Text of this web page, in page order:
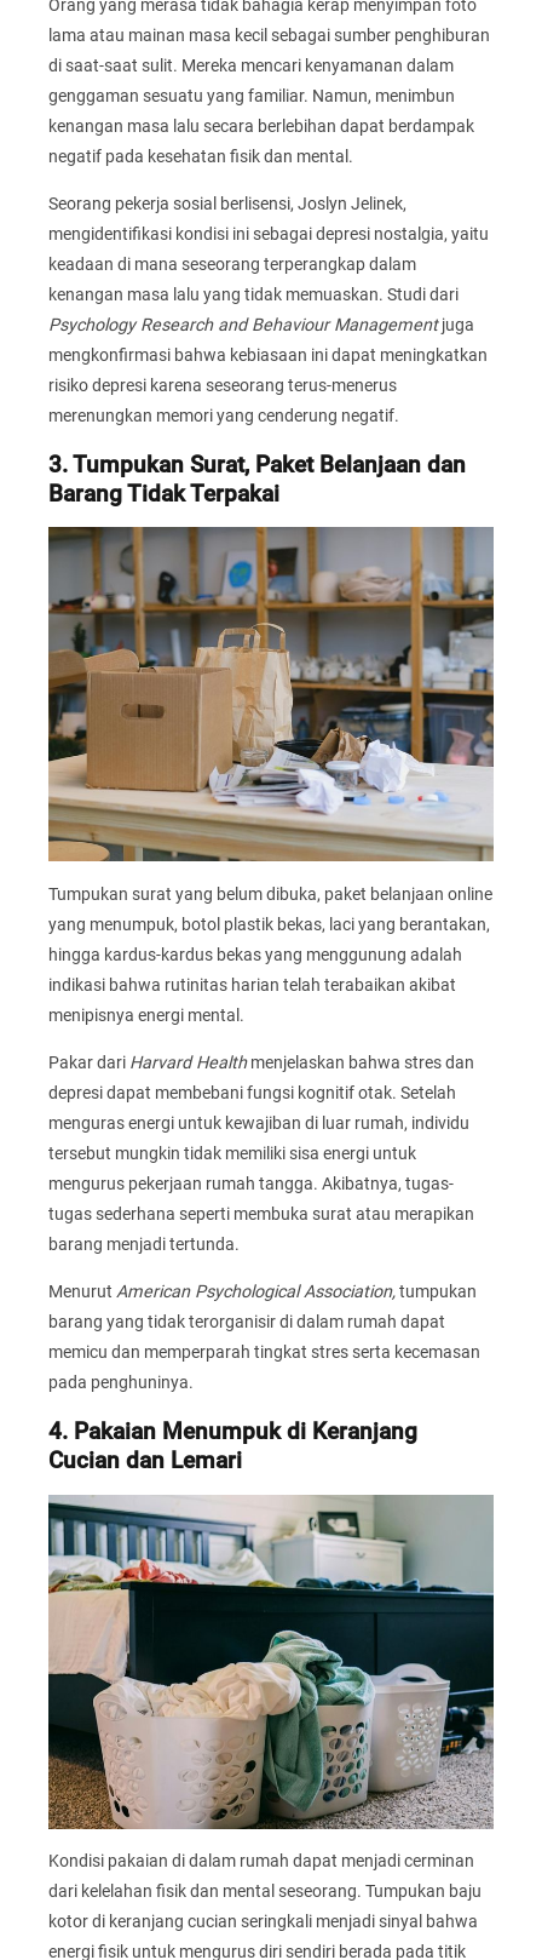
Orang yang merasa tidak bahagia kerap menyimpan foto
lama atau mainan masa kecil sebagai sumber penghiburan
di saat-saat sulit. Mereka mencari kenyamanan dalam
genggaman sesuatu yang familiar. Namun, menimbun
kenangan masa lalu secara berlebihan dapat berdampak
negatif pada kesehatan fisik dan mental.
Seorang pekerja sosial berlisensi, Joslyn Jelinek,
mengidentifikasi kondisi ini sebagai depresi nostalgia, yaitu
keadaan di mana seseorang terperangkap dalam
kenangan masa lalu yang tidak memuaskan. Studi dari
Psychology Research and Behaviour Managementjuga
mengkonfirmasi bahwa kebiasaan ini dapat meningkatkan
risiko depresi karena seseorang terus-menerus
merenungkan memori yang cenderung negatif.
3. Tumpukan Surat, Paket Belanjaan dan
Barang Tidak Terpakai
Tumpukan surat yang belum dibuka, paket belanjaan online
yang menumpuk, botol plastik bekas, laci yang berantakan,
hingga kardus-kardus bekas yang menggunung adalah
indikasi bahwa rutinitas harian telah terabaikan akibat
menipisnya energi mental.
Pakar dari Harvard Healthmenjelaskan bahwa stres dan
depresi dapat membebani fungsi kognitif otak. Setelah
menguras energi untuk kewajiban di luar rumah, individu
tersebut mungkin tidak memiliki sisa energi untuk
mengurus pekerjaan rumah tangga. Akibatnya, tugas-
tugas sederhana seperti membuka surat atau merapikan
barang menjadi tertunda.
Menurut American Psychological Association,tumpukan
barang yang tidak terorganisir di dalam rumah dapat
memicu dan memperparah tingkat stres serta kecemasan
pada penghuninya.
4. Pakaian Menumpuk di Keranjang
Cucian dan Lemari
Kondisi pakaian di dalam rumah dapat menjadi cerminan
dari kelelahan fisik dan mental seseorang. Tumpukan baju
kotor di keranjang cucian seringkali menjadi sinyal bahwa
energi fisik untuk mengurus diri sendiri berada pada titik